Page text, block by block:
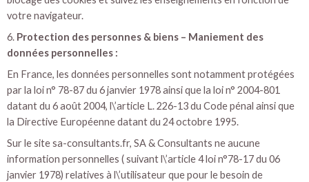
votre navigateur.
6. Protection des personnes & biens – Maniement des
données personnelles :
En France, les données personnelles sont notamment protégées
par la loi n° 78-87 du 6 janvier 1978 ainsi que la loi n° 2004-801
datant du 6 août 2004, l\’article L. 226-13 du Code pénal ainsi que
la Directive Européenne datant du 24 octobre 1995.
Sur le site sa-consultants.fr, SA & Consultants ne aucune
information personnelles ( suivant l\’article 4 loi n°78-17 du 06
janvier 1978) relatives à l\’utilisateur que pour le besoin de